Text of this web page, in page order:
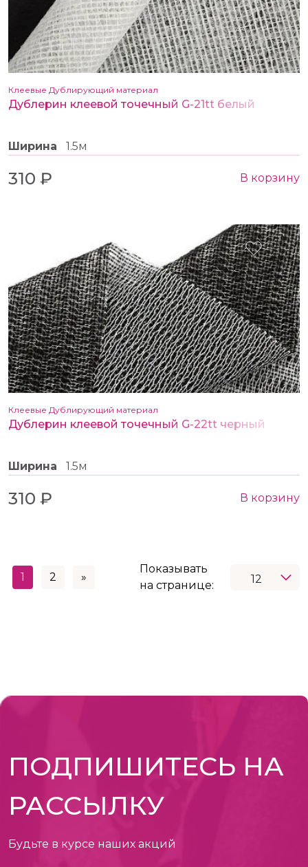
Клеевые Дублирующий материал
Дублерин клеевой точечный G-21tt белый
Ширина 1.5м
310 ₽ В корзину
Клеевые Дублирующий материал
Дублерин клеевой точечный G-22tt черный
Ширина 1.5м
310 ₽ В корзину
1 2 »
Показывать
на странице:
ПОДПИШИТЕСЬ НА
РАССЫЛКУ
Будьте в курсе наших акций